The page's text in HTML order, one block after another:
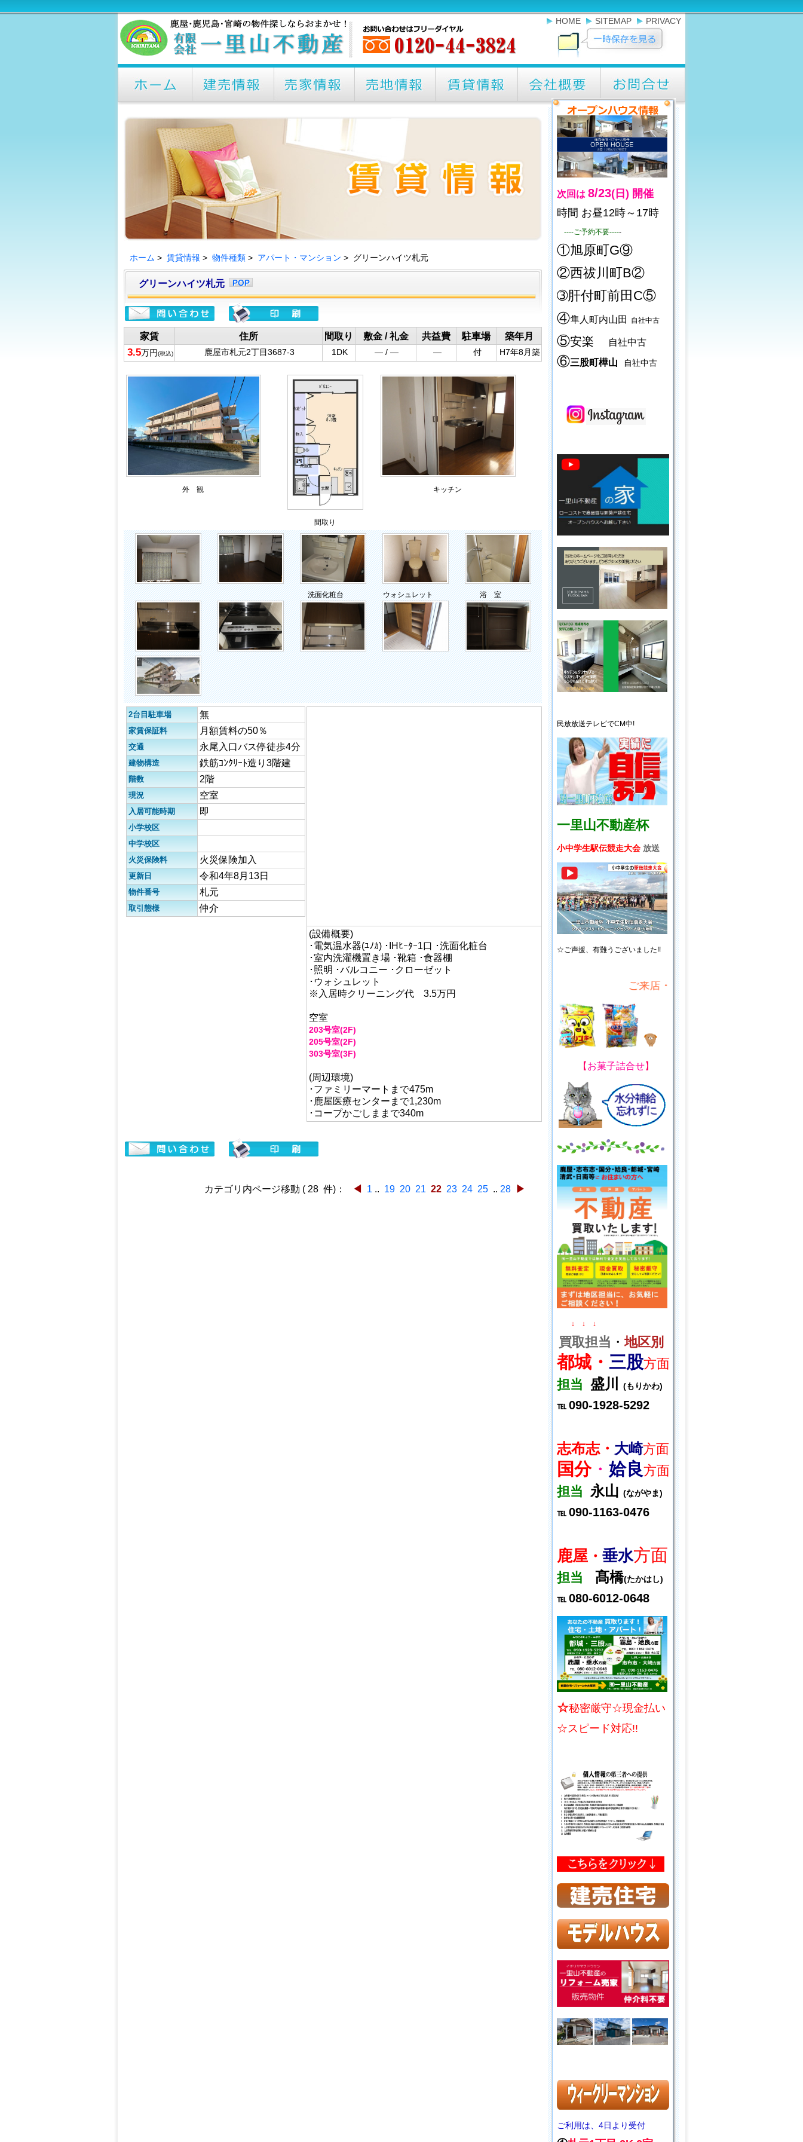
HOME SITEMAP PRIVACY
ホーム > 賃貸情報 > 物件種類 > アパート・マンション > グリーンハイツ札元
グリーンハイツ札元
家賃 住所 間取り 敷金 / 礼金 共益費 駐車場 築年月
3.5万円(税込) 鹿屋市札元2丁目3687-3 1DK ― / ― ― 付 H7年8月築
外 観
間取り
キッチン
洗面化粧台 ウォシュレット 浴 室
2台目駐車場 無
家賃保証料 月額賃料の50％
交通 永尾入口バス停徒歩4分
建物構造 鉄筋ｺﾝｸﾘｰﾄ造り3階建
階数 2階
現況 空室
入居可能時期 即
小学校区
中学校区
火災保険料
火災保険加入
更新日 令和4年8月13日
物件番号 札元
取引態様 仲介
(設備概要)
･電気温水器(ﾕﾉｶ) ･IHﾋｰﾀｰ1口 ･洗面化粧台
･室内洗濯機置き場 ･靴箱 ･食器棚
･照明 ･バルコニー ･クローゼット
･ウォシュレット
※入居時クリーニング代 3.5万円
空室
203号室(2F)
205号室(2F)
303号室(3F)
(周辺環境)
･ファミリーマートまで475m
･鹿屋医療センターまで1,230m
･コープかごしままで340m
カテゴリ内ページ移動 ( 28 件)： ◀ 1 .. 19 20 21 22 23 24 25 .. 28 ▶
次回は 8/23(日) 開催
時間 お昼12時～17時
----ご予約不要-----
①旭原町G⑨
②西祓川町B②
➂肝付町前田C⑤
④隼人町内山田 自社中古
⑤安楽 自社中古
⑥三股町樺山 自社中古
民放放送テレビでCM中!
一里山不動産杯
小中学生駅伝競走大会 放送
☆ご声援、 有難うございました!!
ご来店・ご来場プレゼント!
【 お菓子詰合せ】
↓ ↓ ↓
買取担当 ・地区別
都城・ 三股方面
担当 盛川 (もりかわ)
℡ 090-1928-5292
志布志・ 大崎方面
国分・ 姶良方面
担当 永山 (ながやま)
℡ 090-1163-0476
鹿屋 ・ 垂水方面
担当 髙橋(たかはし)
℡ 080-6012-0648
☆秘密厳守☆現金払い
☆スピード対応!!
ご利用は、4日より受付